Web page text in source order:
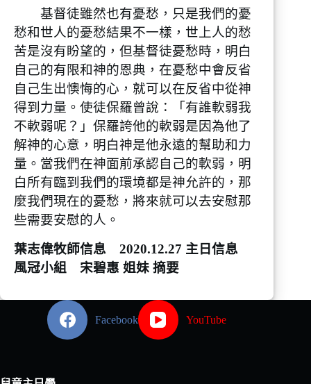
基督徒雖然也有憂愁，只是我們的憂
愁和世人的憂愁結果不一樣，世上人的愁
苦是沒有盼望的，但基督徒憂愁時，明白
自己的有限和神的恩典，在憂愁中會反省
自己生出懊悔的心，就可以在反省中從神
得到力量。使徒保羅曾說：「有誰軟弱我
不軟弱呢？」保羅誇他的軟弱是因為他了
解神的心意，明白神是他永遠的幫助和力
量。當我們在神面前承認自己的軟弱，明
白所有臨到我們的環境都是神允許的，那
麼我們現在的憂愁，將來就可以去安慰那
些需要安慰的人。
葉志偉牧師信息 2020.12.27 主日信息
風冠小組 宋碧惠 姐妹 摘要
Facebook YouTube